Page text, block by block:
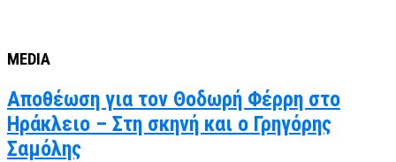
MEDIA
Αποθέωση για τον Θοδωρή Φέρρη στο
Ηράκλειο – Στη σκηνή και ο Γρηγόρης
Σαμόλης